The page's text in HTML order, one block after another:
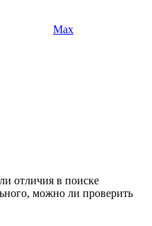
Max
отличия в поиске
можно ли проверить